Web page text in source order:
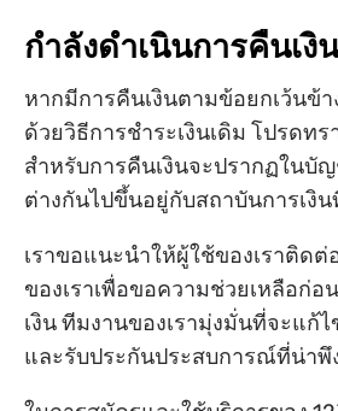
กำลังดำเนินการคืนเงิน
หากมีการคืนเงินตามข้อยกเว้นข้
ด้วยวิธีการชำระเงินเดิม โปรดทร
สำหรับการคืนเงินจะปรากฏใน
ต่างกันไปขึ้นอยู่กับสถาบันการเงิน
เราขอแนะนำให้ผู้ใช้ของเราติด
ของเราเพื่อขอความช่วยเหลือก่
เงิน ทีมงานของเรามุ่งมั่นที่จะแก้
และรับประกันประสบการณ์ที่น่าพึ